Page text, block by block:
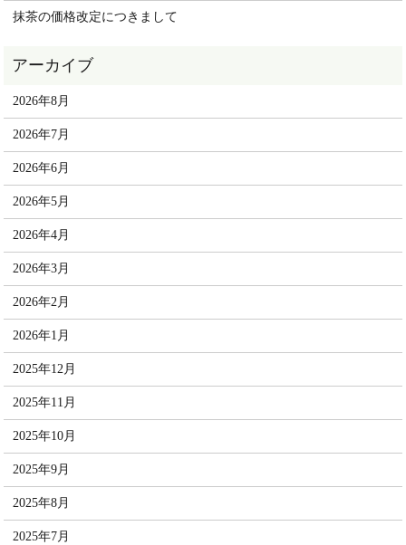
抹茶の価格改定につきまして
2026年8月
2026年7月
2026年6月
2026年5月
2026年4月
2026年3月
2026年2月
2026年1月
2025年12月
2025年11月
2025年10月
2025年9月
2025年8月
2025年7月